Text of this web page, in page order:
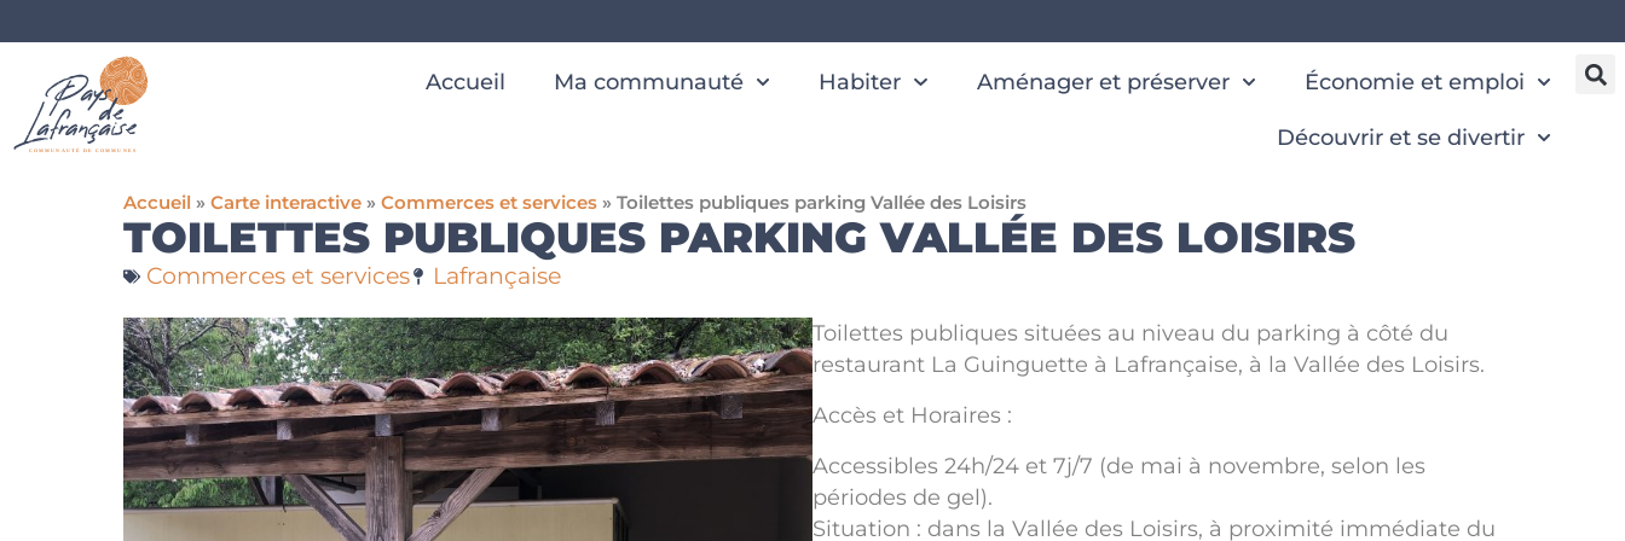
Accueil Ma communauté Habiter Aménager et préserver Économie et emploi
Découvrir et se divertir
Accueil » Carte interactive » Commerces et services » Toilettes publiques parking Vallée des Loisirs
TOILETTES PUBLIQUES PARKING VALLÉE DES LOISIRS
Commerces et services Lafrançaise
Toilettes publiques situées au niveau du parking à côté du
restaurant La Guinguette à Lafrançaise, à la Vallée des Loisirs.
Accès et Horaires :
Accessibles 24h/24 et 7j/7 (de mai à novembre, selon les
périodes de gel).
Situation : dans la Vallée des Loisirs, à proximité immédiate du